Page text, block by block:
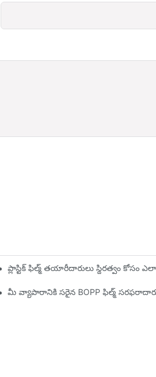
ప్లాస్టిక్ ఫిల్మ్ తయారీదారులు స్థిరత్వం కోసం
మీ వ్యాపారానికి సరైన BOPP ఫిల్మ్